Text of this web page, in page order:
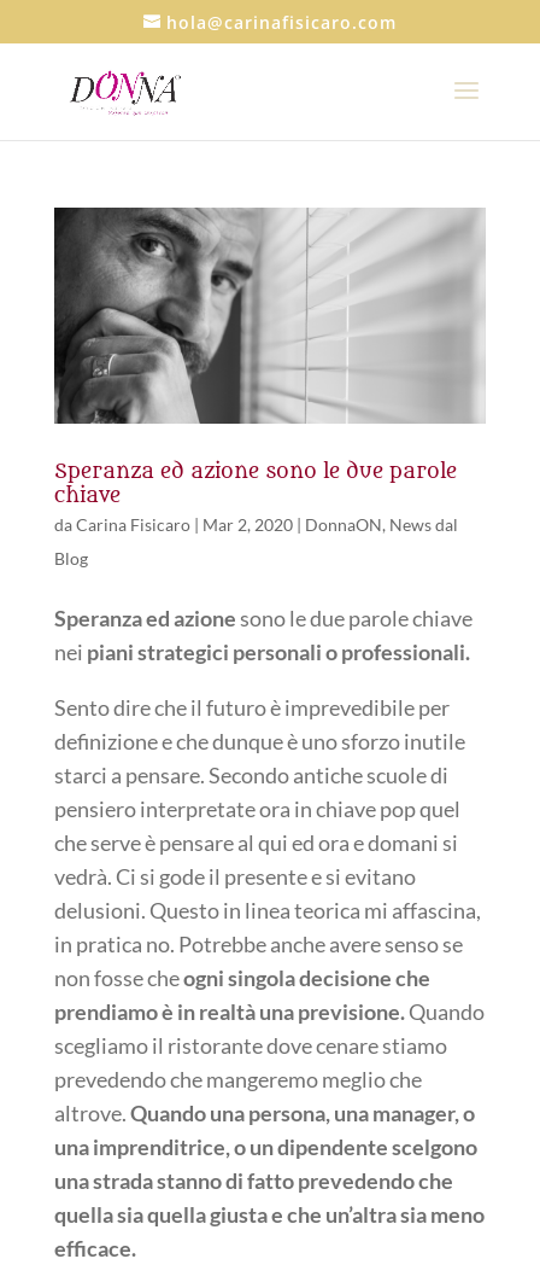
hola@carinafisicaro.com
Speranza ed azione sono le due parole
chiave
daCarina Fisicaro| Mar 2, 2020| DonnaON, News dal
Blog
Speranza ed azionesono le due parole chiave
nei piani strategici personali o professionali.
Sento dire che il futuro è imprevedibile per
definizione e che dunque è uno sforzo inutile
starci a pensare. Secondo antiche scuole di
pensiero interpretate ora in chiave pop quel
che serve è pensare al qui ed ora e domani si
vedrà. Ci si gode il presente e si evitano
delusioni. Questo in linea teorica mi affascina,
in pratica no. Potrebbe anche avere senso se
non fosse cheogni singola decisione che
prendiamo è in realtà una previsione.Quando
scegliamo il ristorante dove cenare stiamo
prevedendo che mangeremo meglio che
altrove.Quando una persona, una manager, o
una imprenditrice, o un dipendente scelgono
una strada stanno di fatto prevedendo che
quella sia quella giusta e che un’altra sia meno
efficace.